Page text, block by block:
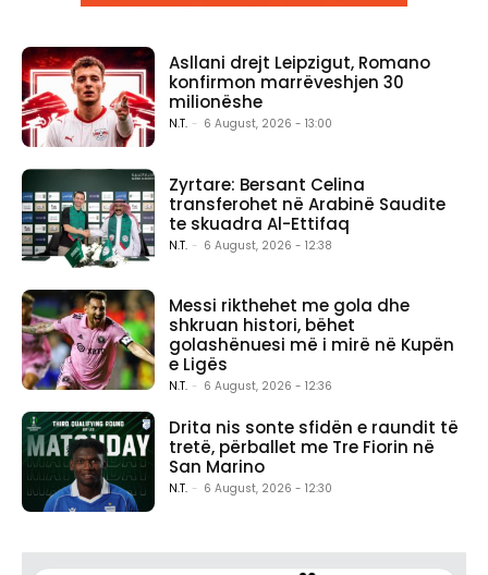
Asllani drejt Leipzigut, Romano
konfirmon marrëveshjen 30
milionëshe
N.T. - 6 August, 2026 - 13:00
Zyrtare: Bersant Celina
transferohet në Arabinë Saudite
te skuadra Al-Ettifaq
N.T. - 6 August, 2026 - 12:38
Messi rikthehet me gola dhe
shkruan histori, bëhet
golashënuesi më i mirë në Kupën
e Ligës
N.T. - 6 August, 2026 - 12:36
Drita nis sonte sfidën e raundit të
tretë, përballet me Tre Fiorin në
San Marino
N.T. - 6 August, 2026 - 12:30